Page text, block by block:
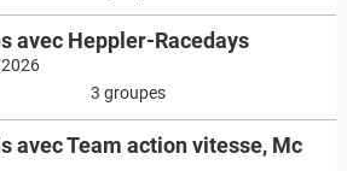
avec Heppler-Racedays
3 groupes
avec Team action vitesse, Mc